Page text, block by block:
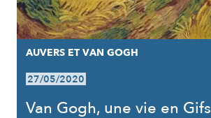
AUVERS ET VAN GOGH
27/05/2020
Van Gogh, une vie en Gifs